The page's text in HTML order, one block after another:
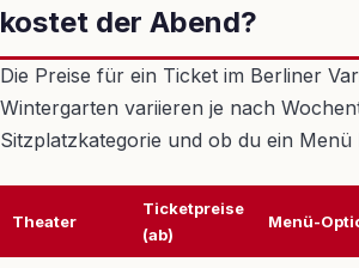
kostet der Abend?
Die Preise für ein Ticket im Berliner
Wintergarten variieren je nach
Sitzplatzkategorie und ob du ein Menü
Theater
Ticketpreise
(ab)
Menü-